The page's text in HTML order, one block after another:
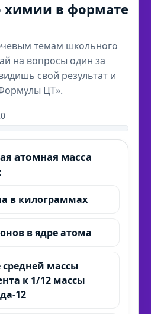
химии в формате
темам школьного
на вопросы один за
свой результат и
ЦТ».
атомная масса
в килограммах
в ядре атома
массы
к 1/12 массы
12